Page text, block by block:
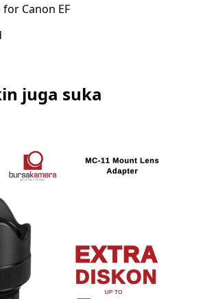
for Canon EF
juga suka